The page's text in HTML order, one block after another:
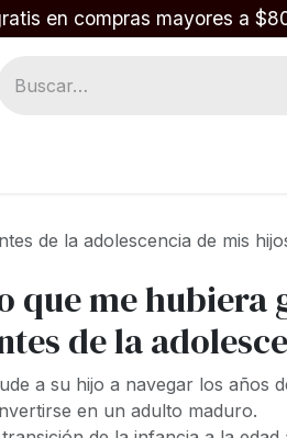
en compras mayores a
de la adolescencia de mis
que me hubiera
de la
a su hijo a navegar los años
en un adulto maduro.